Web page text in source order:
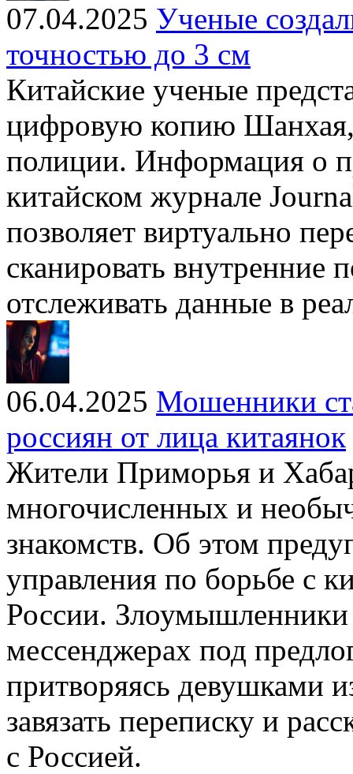
07.04.2025 Ученые
точностью до 3 см
Китайские ученые
цифровую копию
полиции. Информация о
китайском журнале
позволяет виртуально
сканировать внутренние
отслеживать данные в
06.04.2025 Мошенники
россиян от лица китаянок
Жители Приморья и
многочисленных и
знакомств. Об этом
управления по борьбе с
России. Злоумышленники
мессенджерах под
притворяясь девушками
завязать переписку и
с Россией.